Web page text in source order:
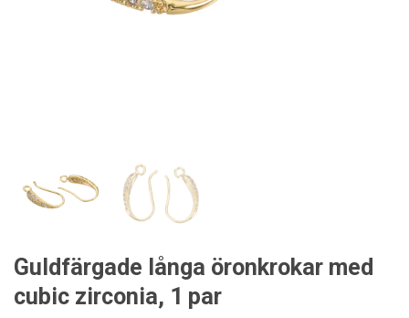
Guldfärgade långa öronkrokar med
cubic zirconia, 1 par